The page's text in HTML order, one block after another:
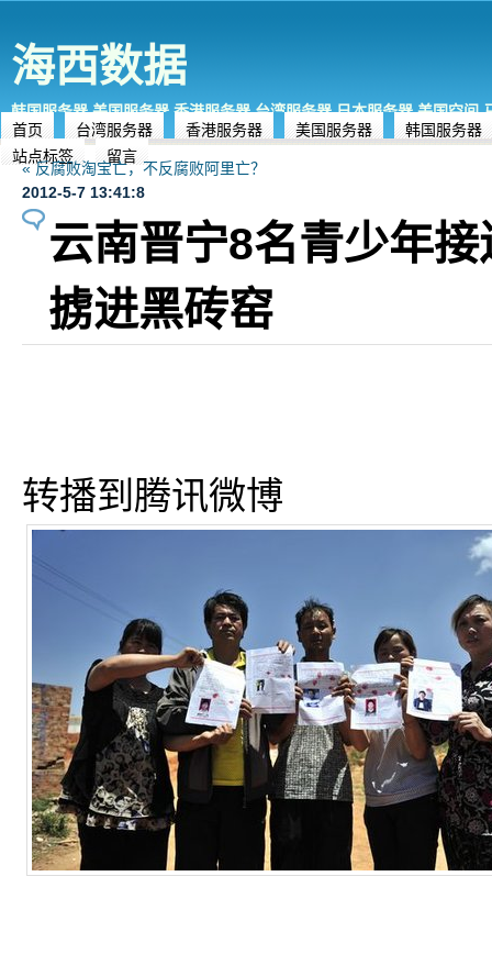
海西数据
韩国服务器,美国服务器,香港服务器,台湾服务器,日本服务器,美国空间
首页
台湾服务器 香港服务器 美国服务器
韩国服务器
站点标签
留言
« 反腐败淘宝亡，不反腐败阿里亡？
2012-5-7 13:41:8
云南晋宁8名青少年
掳进黑砖窑
转播到腾讯微博